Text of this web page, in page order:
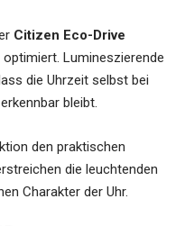
Citizen Eco-Drive
Lumineszierende
die Uhrzeit selbst bei
bleibt.
den praktischen
die leuchtenden
Charakter der Uhr.